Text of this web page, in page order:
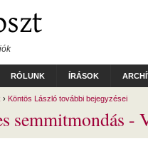
RÓLUNK ÍRÁSOK
› Köntös László további bejegyzései
semmitmondás -